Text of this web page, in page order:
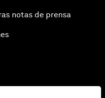
notas de prensa